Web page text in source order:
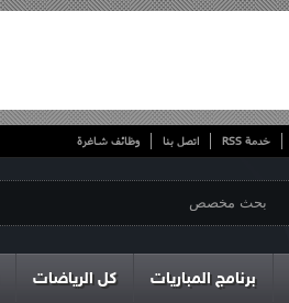
خدمة RSS اتصل بنا وظائف شاغرة
برنامج المباريات كل الرياضات